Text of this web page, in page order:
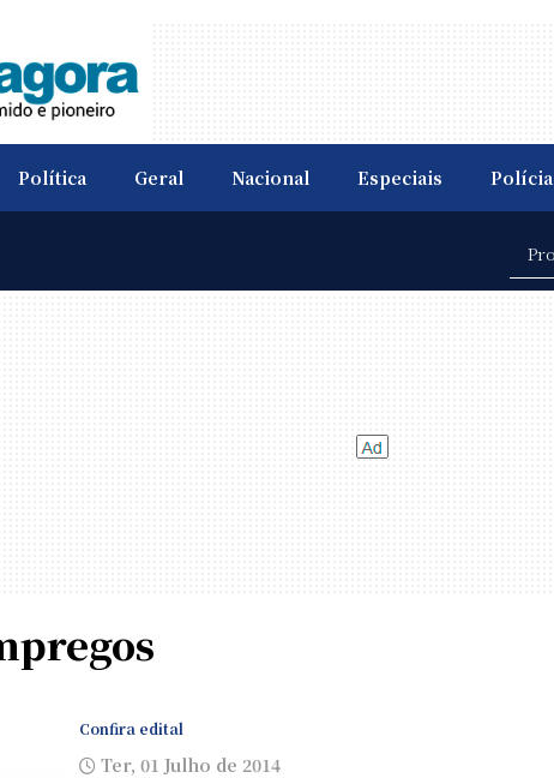
Política Geral Nacional Especiais Polícia
Confira edital
Ter, 01 Julho de 2014